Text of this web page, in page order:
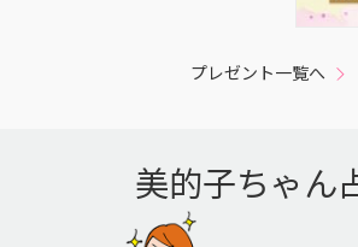
プレゼント一覧へ
美的子ちゃん